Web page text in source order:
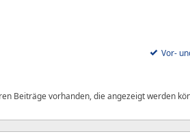
Vor-
Beiträge vorhanden, die angezeigt werden